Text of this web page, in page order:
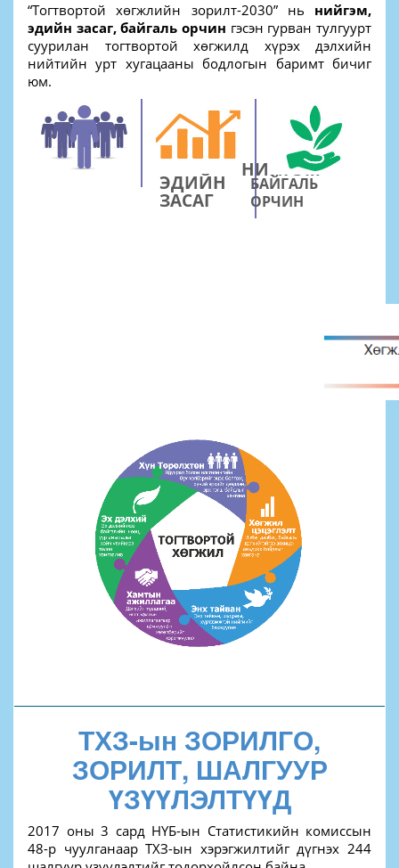
“Тогтвортой хөгжлийн зорилт-2030” нь нийгэм,
эдийн засаг, байгаль орчин гэсэн гурван тулгуурт
суурилан тогтвортой хөгжилд хүрэх дэлхийн
нийтийн урт хугацааны бодлогын баримт бичиг
юм.
НИЙГЭМ
ЭДИЙН
ЗАСАГ
БАЙГАЛЬ
ОРЧИН
ТХЗ-ын ЗОРИЛГО,
ЗОРИЛТ, ШАЛГУУР
ҮЗҮҮЛЭЛТҮҮД
2017 оны 3 сард НҮБ-ын Статистикийн комиссын
48-р чуулганаар ТХЗ-ын хэрэгжилтийг дүгнэх 244